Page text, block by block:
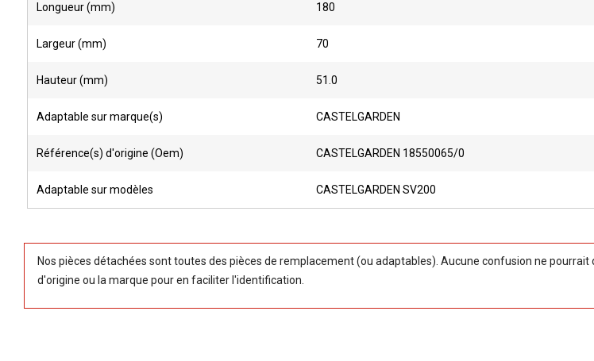
Longueur (mm) 180
Largeur (mm) 70
Hauteur (mm) 51.0
Adaptable sur marque(s) CASTELGARDEN
Référence(s) d'origine (Oem) CASTELGARDEN 18550065/0
Adaptable sur modèles CASTELGARDEN SV200
Nos pièces détachées sont toutes des pièces de remplacement (ou adaptables). Aucune confusion ne
d'origine ou la marque pour en faciliter l'identification.